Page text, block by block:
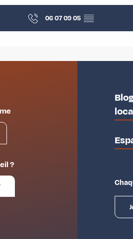
06 07 09 05 ▒▒
?